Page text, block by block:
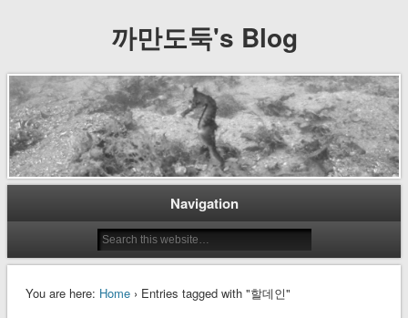
까만도둑's Blog
Navigation
You are here: Home› Entries tagged with "할데인"